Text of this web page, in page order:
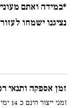
*במידה ואתם
נציגנו ישמחו לעזור לכם
זמן אספקה ותנאי
זמני ייצור הינם כ 14 ימי עסקים בממוצע.